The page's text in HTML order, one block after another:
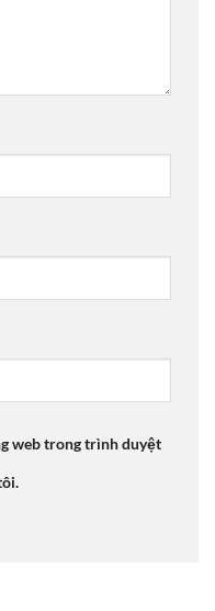
web trong trình duyệt